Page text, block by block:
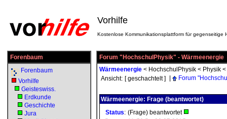
Vorhilfe
Kostenlose Kommunikationsplattform für gegenseitige
Forenbaum
Forenbaum
Vorhilfe
Geisteswiss.
Erdkunde
Geschichte
Jura
Forum "HochschulPhysik" - Wärmeenergie
Wärmeenergie < HochschulPhysik < Physik <
Ansicht: [ geschachtelt ] Forum
Wärmeenergie: Frage (beantwortet)
Status: (Frage) beantwortet